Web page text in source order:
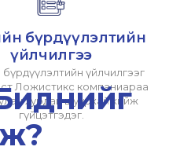
бүрдүүлэлтийн
үйлчилгээ
бүрдүүлэлтийн үйлчилгээг
Ложистикс компаниараа
хурдан шуурхай хийж
гүйцэтгэдэг.